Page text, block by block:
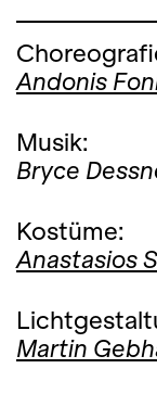
Andonis
Musik:
Bryce
Kostüme:
Anastasios
Martin